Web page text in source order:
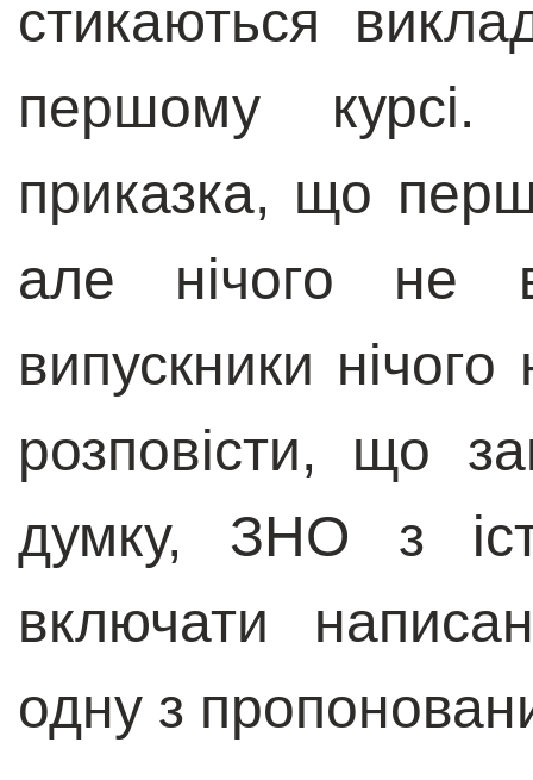
стикаються
першому курсі.
приказка, що
але нічого не
випускники
розповісти, що
думку, ЗНО з
включати
одну з